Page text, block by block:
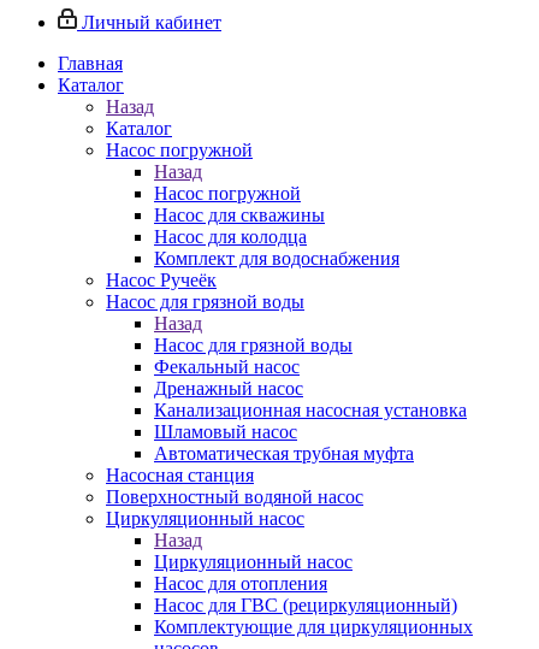
Личный кабинет
Главная
Каталог
Назад
Каталог
Насос погружной
Назад
Насос погружной
Насос для скважины
Насос для колодца
Комплект для водоснабжения
Насос Ручеёк
Насос для грязной воды
Назад
Насос для грязной воды
Фекальный насос
Дренажный насос
Канализационная насосная установка
Шламовый насос
Автоматическая трубная муфта
Насосная станция
Поверхностный водяной насос
Циркуляционный насос
Назад
Циркуляционный насос
Насос для отопления
Насос для ГВС (рециркуляционный)
Комплектующие для циркуляционных